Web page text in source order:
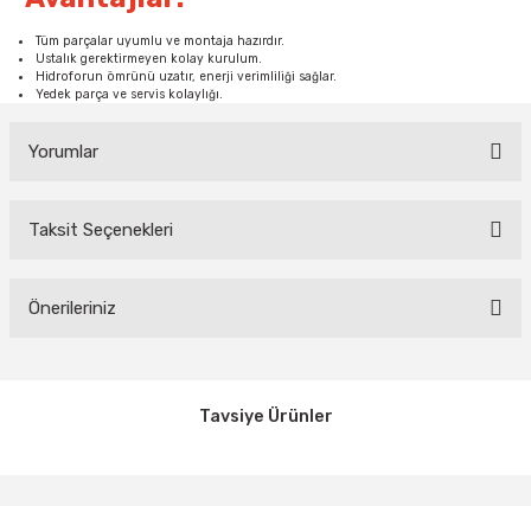
Tüm parçalar uyumlu ve montaja hazırdır.
Ustalık gerektirmeyen kolay kurulum.
Hidroforun ömrünü uzatır, enerji verimliliği sağlar.
Yedek parça ve servis kolaylığı.
Yorumlar
Bu ürüne ilk yorumu siz yapın!
Taksit Seçenekleri
Önerileriniz
Görüş ve önerileriniz için teşekkür ederiz.
Tavsiye Ürünler